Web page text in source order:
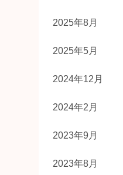
2025年8月
2025年5月
2024年12月
2024年2月
2023年9月
2023年8月